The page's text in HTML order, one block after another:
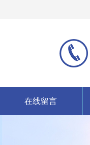
在线留言